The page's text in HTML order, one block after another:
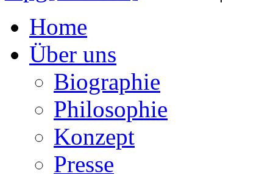
Home
Über uns
Biographie
Philosophie
Konzept
Presse